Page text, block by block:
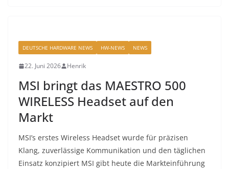
DEUTSCHE HARDWARE NEWS HW-NEWS NEWS
22. Juni 2026 Henrik
MSI bringt das MAESTRO 500
WIRELESS Headset auf den
Markt
MSI’s erstes Wireless Headset wurde für präzisen
Klang, zuverlässige Kommunikation und den täglichen
Einsatz konzipiert MSI gibt heute die Markteinführung